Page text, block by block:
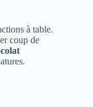
à table.
coup de